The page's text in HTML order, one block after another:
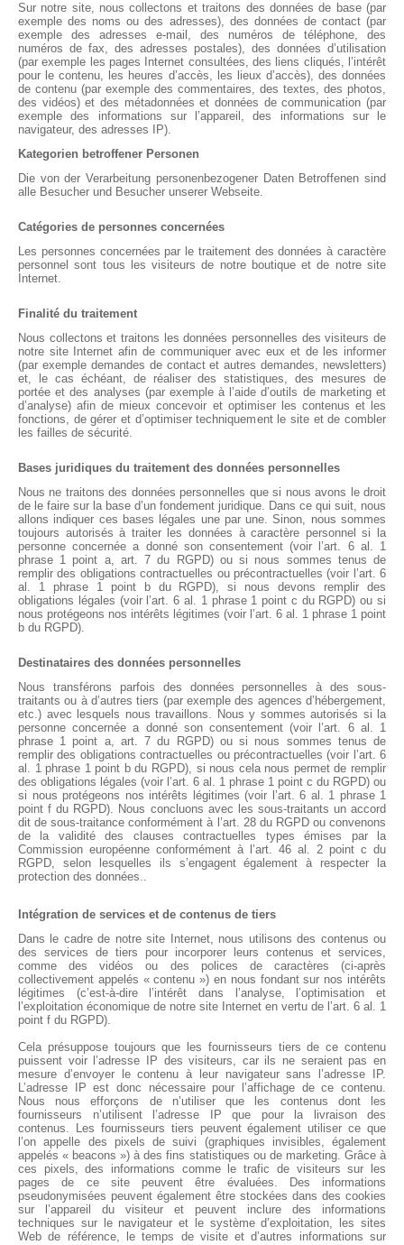
Sur notre site, nous collectons et traitons des données de base (par
exemple des noms ou des adresses), des données de contact (par
exemple des adresses e-mail, des numéros de téléphone, des
numéros de fax, des adresses postales), des données d’utilisation
(par exemple les pages Internet consultées, des liens cliqués, l’intérêt
pour le contenu, les heures d’accès, les lieux d’accès), des données
de contenu (par exemple des commentaires, des textes, des photos,
des vidéos) et des métadonnées et données de communication (par
exemple des informations sur l’appareil, des informations sur le
navigateur, des adresses IP).
Kategorien betroffener Personen
Die von der Verarbeitung personenbezogener Daten Betroffenen sind
alle Besucher und Besucher unserer Webseite.
Catégories de personnes concernées
Les personnes concernées par le traitement des données à caractère
personnel sont tous les visiteurs de notre boutique et de notre site
Internet.
Finalité du traitement
Nous collectons et traitons les données personnelles des visiteurs de
notre site Internet afin de communiquer avec eux et de les informer
(par exemple demandes de contact et autres demandes, newsletters)
et, le cas échéant, de réaliser des statistiques, des mesures de
portée et des analyses (par exemple à l’aide d’outils de marketing et
d’analyse) afin de mieux concevoir et optimiser les contenus et les
fonctions, de gérer et d’optimiser techniquement le site et de combler
les failles de sécurité.
Bases juridiques du traitement des données personnelles
Nous ne traitons des données personnelles que si nous avons le droit
de le faire sur la base d’un fondement juridique. Dans ce qui suit, nous
allons indiquer ces bases légales une par une. Sinon, nous sommes
toujours autorisés à traiter les données à caractère personnel si la
personne concernée a donné son consentement (voir l’art. 6 al. 1
phrase 1 point a, art. 7 du RGPD) ou si nous sommes tenus de
remplir des obligations contractuelles ou précontractuelles (voir l’art. 6
al. 1 phrase 1 point b du RGPD), si nous devons remplir des
obligations légales (voir l’art. 6 al. 1 phrase 1 point c du RGPD) ou si
nous protégeons nos intérêts légitimes (voir l’art. 6 al. 1 phrase 1 point
b du RGPD).
Destinataires des données personnelles
Nous transférons parfois des données personnelles à des sous-
traitants ou à d’autres tiers (par exemple des agences d’hébergement,
etc.) avec lesquels nous travaillons. Nous y sommes autorisés si la
personne concernée a donné son consentement (voir l’art. 6 al. 1
phrase 1 point a, art. 7 du RGPD) ou si nous sommes tenus de
remplir des obligations contractuelles ou précontractuelles (voir l’art. 6
al. 1 phrase 1 point b du RGPD), si nous cela nous permet de remplir
des obligations légales (voir l’art. 6 al. 1 phrase 1 point c du RGPD) ou
si nous protégeons nos intérêts légitimes (voir l’art. 6 al. 1 phrase 1
point f du RGPD). Nous concluons avec les sous-traitants un accord
dit de sous-traitance conformément à l’art. 28 du RGPD ou convenons
de la validité des clauses contractuelles types émises par la
Commission européenne conformément à l’art. 46 al. 2 point c du
RGPD, selon lesquelles ils s’engagent également à respecter la
protection des données..
Intégration de services et de contenus de tiers
Dans le cadre de notre site Internet, nous utilisons des contenus ou
des services de tiers pour incorporer leurs contenus et services,
comme des vidéos ou des polices de caractères (ci-après
collectivement appelés « contenu ») en nous fondant sur nos intérêts
légitimes (c’est-à-dire l’intérêt dans l’analyse, l’optimisation et
l’exploitation économique de notre site Internet en vertu de l’art. 6 al. 1
point f du RGPD).
Cela présuppose toujours que les fournisseurs tiers de ce contenu
puissent voir l’adresse IP des visiteurs, car ils ne seraient pas en
mesure d’envoyer le contenu à leur navigateur sans l’adresse IP.
L’adresse IP est donc nécessaire pour l’affichage de ce contenu.
Nous nous efforçons de n’utiliser que les contenus dont les
fournisseurs n’utilisent l’adresse IP que pour la livraison des
contenus. Les fournisseurs tiers peuvent également utiliser ce que
l’on appelle des pixels de suivi (graphiques invisibles, également
appelés « beacons ») à des fins statistiques ou de marketing. Grâce à
ces pixels, des informations comme le trafic de visiteurs sur les
pages de ce site peuvent être évaluées. Des informations
pseudonymisées peuvent également être stockées dans des cookies
sur l’appareil du visiteur et peuvent inclure des informations
techniques sur le navigateur et le système d’exploitation, les sites
Web de référence, le temps de visite et d’autres informations sur